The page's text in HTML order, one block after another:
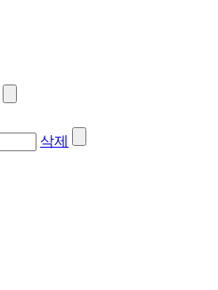
삭제